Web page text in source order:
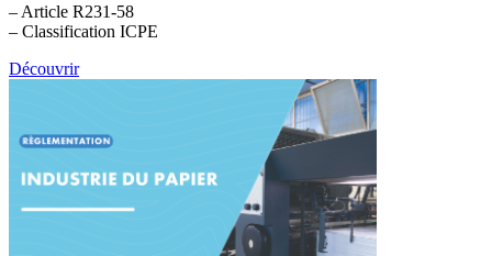
– Article R231-58
– Classification ICPE
Découvrir